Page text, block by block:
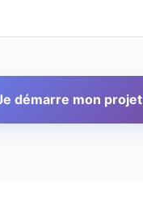
démarre mon projet